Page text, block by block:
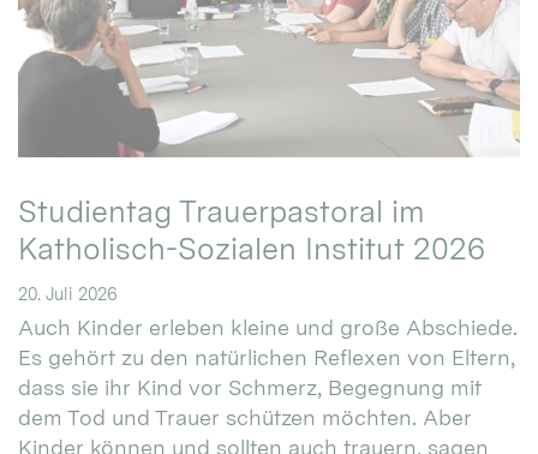
Studientag Trauerpastoral im
Katholisch-Sozialen Institut 2026
20. Juli 2026
Auch Kinder erleben kleine und große Abschiede.
Es gehört zu den natürlichen Reflexen von Eltern,
dass sie ihr Kind vor Schmerz, Begegnung mit
dem Tod und Trauer schützen möchten. Aber
Kinder können und sollten auch trauern, sagen